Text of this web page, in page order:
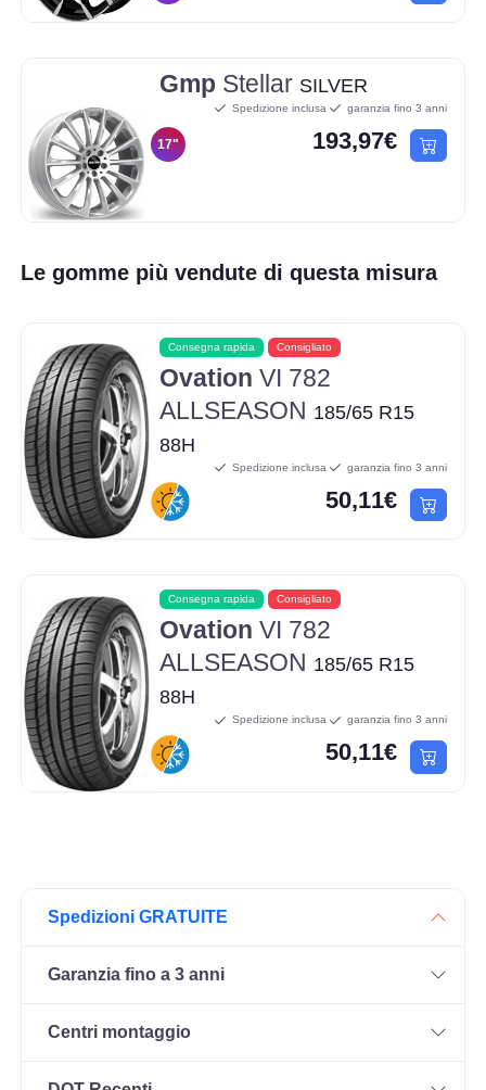
Gmp Stellar SILVER
17"
Spedizione inclusa garanzia fino 3 anni
193,97€
Le gomme più vendute di questa misura
Consegna rapida Consigliato
Ovation VI 782
ALLSEASON 185/65 R15
88H
Spedizione inclusa garanzia fino 3 anni
50,11€
Consegna rapida Consigliato
Ovation VI 782
ALLSEASON 185/65 R15
88H
Spedizione inclusa garanzia fino 3 anni
50,11€
Spedizioni GRATUITE
Garanzia fino a 3 anni
Centri montaggio